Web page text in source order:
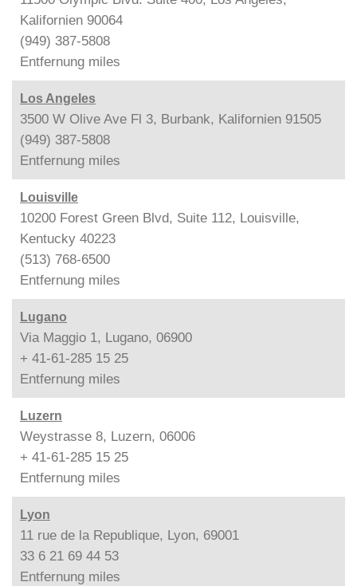
Kalifornien 90064
(949) 387-5808
Entfernung miles
Los Angeles
3500 W Olive Ave Fl 3, Burbank, Kalifornien 91505
(949) 387-5808
Entfernung miles
Louisville
10200 Forest Green Blvd, Suite 112, Louisville,
Kentucky 40223
(513) 768-6500
Entfernung miles
Lugano
Via Maggio 1, Lugano, 06900
+ 41-61-285 15 25
Entfernung miles
Luzern
Weystrasse 8, Luzern, 06006
+ 41-61-285 15 25
Entfernung miles
Lyon
11 rue de la Republique, Lyon, 69001
33 6 21 69 44 53
Entfernung miles